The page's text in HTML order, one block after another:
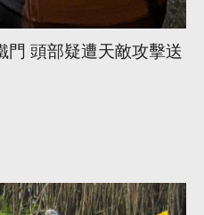
門 頭部疑遭天敵攻擊送